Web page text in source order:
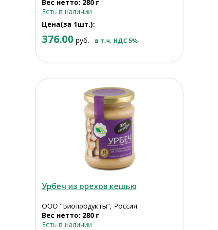
Вес нетто: 280 г
Есть в наличии
Цена(за 1шт.):
376.00 руб. в т.ч. НДС 5%
Урбеч из орехов кешью
ООО "Биопродукты", Россия
Вес нетто: 280 г
Есть в наличии